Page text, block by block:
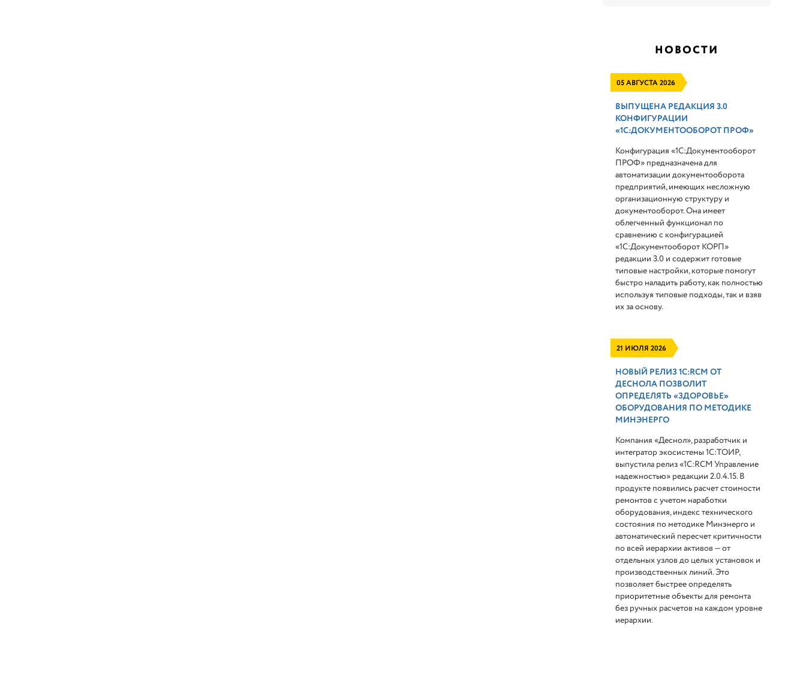
НОВОСТИ
05 АВГУСТА 2026
ВЫПУЩЕНА РЕДАКЦИЯ 3.0
КОНФИГУРАЦИИ
«1С:ДОКУМЕНТООБОРОТ ПРОФ»
Конфигурация «1С:Документооборот
ПРОФ» предназначена для
автоматизации документооборота
предприятий, имеющих несложную
организационную структуру и
документооборот. Она имеет
облегченный функционал по
сравнению с конфигурацией
«1С:Документооборот КОРП»
редакции 3.0 и содержит готовые
типовые настройки, которые помогут
быстро наладить работу, как полностью
используя типовые подходы, так и взяв
их за основу.
21 ИЮЛЯ 2026
НОВЫЙ РЕЛИЗ 1С:RCM ОТ
ДЕСНОЛА ПОЗВОЛИТ
ОПРЕДЕЛЯТЬ «ЗДОРОВЬЕ»
ОБОРУДОВАНИЯ ПО МЕТОДИКЕ
МИНЭНЕРГО
Компания «Деснол», разработчик и
интегратор экосистемы 1С:ТОИР,
выпустила релиз «1С:RCM Управление
надежностью» редакции 2.0.4.15. В
продукте появились расчет стоимости
ремонтов с учетом наработки
оборудования, индекс технического
состояния по методике Минэнерго и
автоматический пересчет критичности
по всей иерархии активов — от
отдельных узлов до целых установок и
производственных линий. Это
позволяет быстрее определять
приоритетные объекты для ремонта
без ручных расчетов на каждом уровне
иерархии.